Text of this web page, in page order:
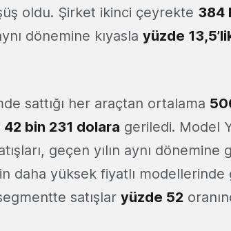
oldu. Şirket ikinci çeyrekte 384
dönemine kıyasla yüzde
sattığı her araçtan ortalama
42 bin 231 dolara geriledi. Model
geçen yılın aynı dönemine
daha yüksek fiyatlı modellerinde
satışlar yüzde 52